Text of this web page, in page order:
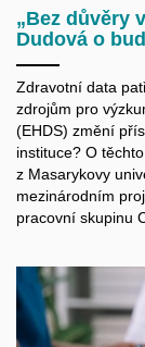
„Bez důvěry
Dudová o
Zdravotní data
zdrojům pro
(EHDS) změní
instituce? O
z Masarykovy
mezinárodním
pracovní skupinu